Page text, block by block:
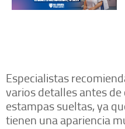
Especialistas
varios detalles antes
estampas sueltas, ya
tienen una apariencia